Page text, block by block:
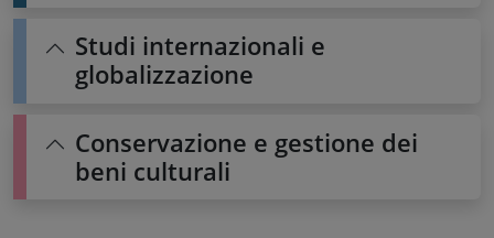
Studi internazionali e
globalizzazione
Conservazione e gestione dei
beni culturali